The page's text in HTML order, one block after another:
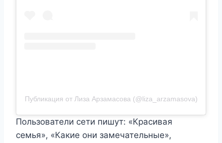
Публикация от Лиза Арзамасова (@liza_arzamasova)
Пользователи сети пишут: «Красивая
семья», «Какие они замечательные»,